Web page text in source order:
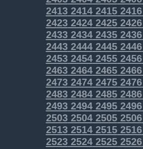
2413241424152416
2423242424252426
2433243424352436
2443244424452446
2453245424552456
2463246424652466
2473247424752476
2483248424852486
2493249424952496
2503250425052506
2513251425152516
2523252425252526